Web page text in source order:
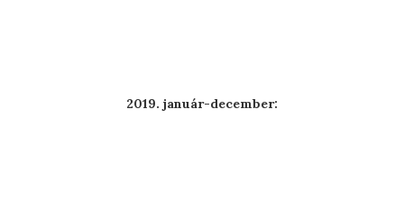
2019. január-december: